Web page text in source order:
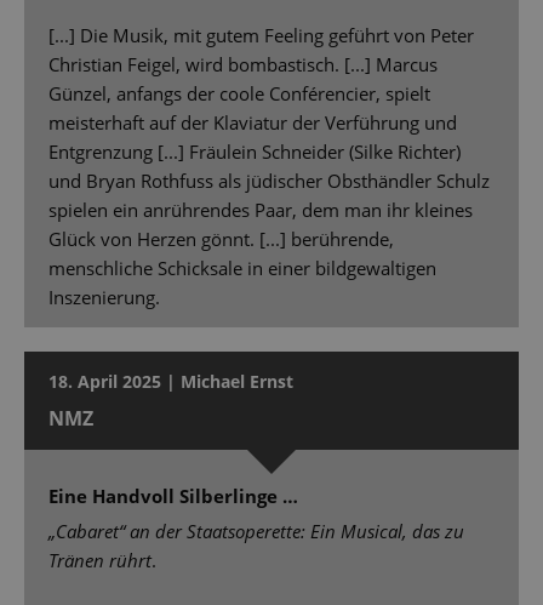
[...] Die Musik, mit gutem Feeling geführt von Peter
Christian Feigel, wird bombastisch. [...] Marcus
Günzel, anfangs der coole Conférencier, spielt
meisterhaft auf der Klaviatur der Verführung und
Entgrenzung [...] Fräulein Schneider (Silke Richter)
und Bryan Rothfuss als jüdischer Obsthändler Schulz
spielen ein anrührendes Paar, dem man ihr kleines
Glück von Herzen gönnt. [...] berührende,
menschliche Schicksale in einer bildgewaltigen
Inszenierung.
18. April 2025 | Michael Ernst
NMZ
Eine Handvoll Silberlinge …
„Cabaret“ an der Staatsoperette: Ein Musical, das zu
Tränen rührt.